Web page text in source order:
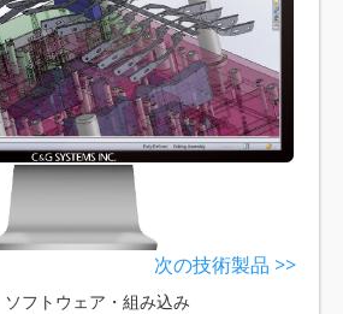
次の技術製品 >>
ソフトウェア・組み込み